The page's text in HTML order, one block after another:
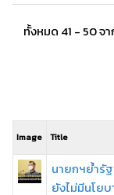
ทั้งหมด 41 - 50 จา
Image Title
นายกฯย้ำรั
ยังไม่มีนโยบ